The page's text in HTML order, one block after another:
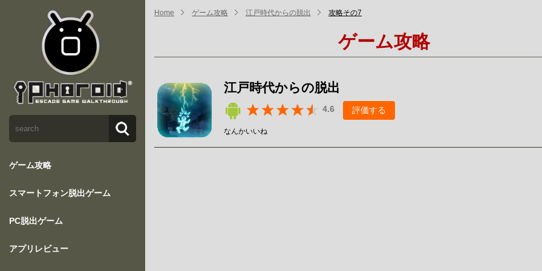
ゲーム攻略
スマートフォン脱出ゲーム
PC脱出ゲーム
アプリレビュー
Home ゲーム攻略 江戸時代からの脱出 攻略その7
ゲーム攻略
江戸時代からの脱出
4.6 評価する
なんかいいね